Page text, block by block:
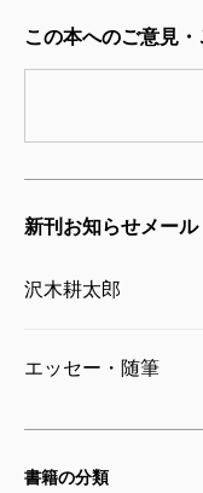
この本へのご意見・
新刊お知らせメール
沢木耕太郎
エッセー・随筆
書籍の分類